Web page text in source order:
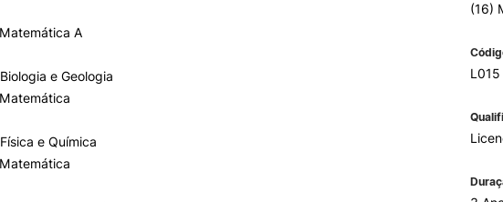
A
e Geologia
e Química
(16)
L015